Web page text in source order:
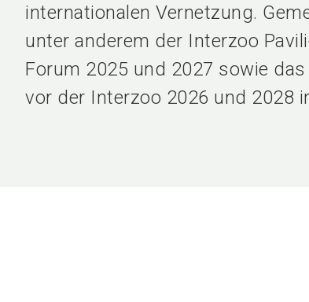
internationalen Vernetzung.
unter anderem der Interzoo
Forum 2025 und 2027 sowie
vor der Interzoo 2026 und 2028